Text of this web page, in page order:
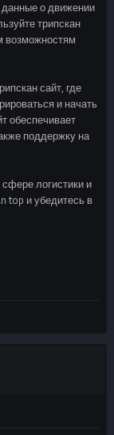
о движении
трипскан
возможностям
сайт, где
и начать
обеспечивает
поддержку на
логистики и
top и убедитесь в